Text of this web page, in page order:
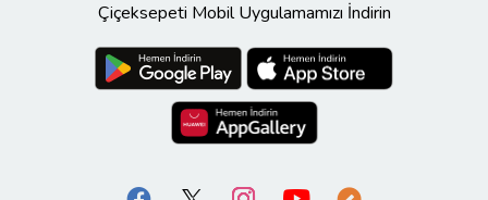
Çiçeksepeti Mobil Uygulamamızı İndirin